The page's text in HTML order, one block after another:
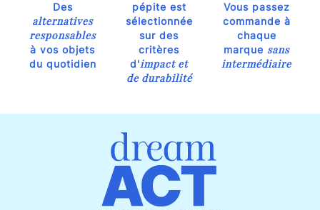
Des
alternatives
responsables
à vos objets
du quotidien
pépite est
sélectionnée
sur des
critères
d'impact et
de durabilité
Vous passez
commande à
chaque
marque sans
intermédiaire